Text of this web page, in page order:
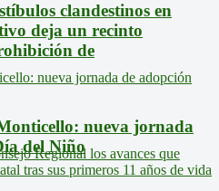
clandestinos en
deja un recinto
de
nueva jornada
del Niño